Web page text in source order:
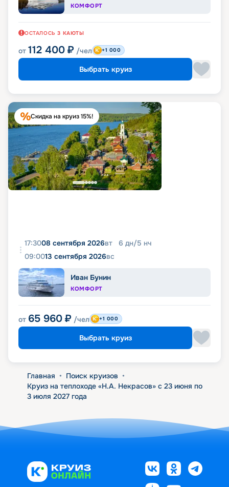
КОМФОРТ
ОСТАЛОСЬ 3 КАЮТЫ
от 112 400 ₽ /чел +1 000
Выбрать круиз
Скидка на круиз 15%!
17:3008 сентября 2026вт 6 дн/5 нч
09:0013 сентября 2026вс
Иван Бунин
КОМФОРТ
от 65 960 ₽ /чел +1 000
Выбрать круиз
Главная • Поиск круизов •
Круиз на теплоходе «Н.А. Некрасов» с 23 июня по
3 июля 2027 года